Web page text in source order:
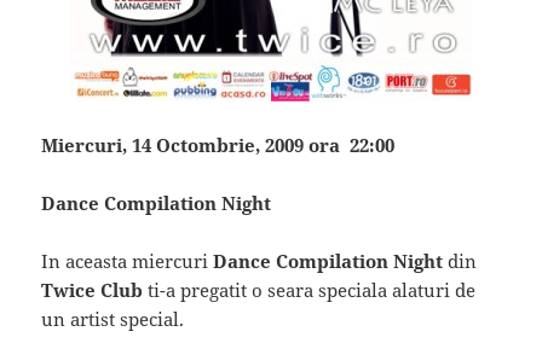
Miercuri, 14 Octombrie, 2009 ora 22:00
Dance Compilation Night
In aceasta miercuriDance Compilation Nightdin
Twice Club ti-a pregatit o seara speciala alaturi de
un artist special.